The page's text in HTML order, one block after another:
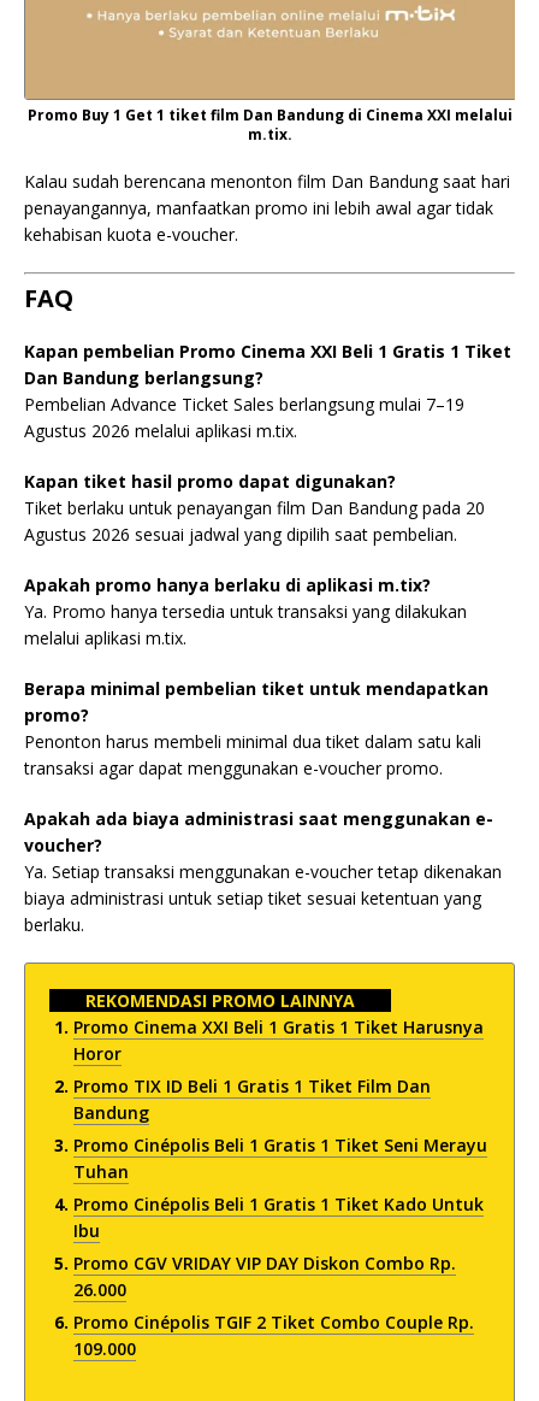
Promo Buy 1 Get 1 tiket film Dan Bandung di Cinema XXI melalui
m.tix.
Kalau sudah berencana menonton film Dan Bandung saat hari
penayangannya, manfaatkan promo ini lebih awal agar tidak
kehabisan kuota e-voucher.
FAQ
Kapan pembelian Promo Cinema XXI Beli 1 Gratis 1 Tiket
Dan Bandung berlangsung?
Pembelian Advance Ticket Sales berlangsung mulai 7–19
Agustus 2026 melalui aplikasi m.tix.
Kapan tiket hasil promo dapat digunakan?
Tiket berlaku untuk penayangan film Dan Bandung pada 20
Agustus 2026 sesuai jadwal yang dipilih saat pembelian.
Apakah promo hanya berlaku di aplikasi m.tix?
Ya. Promo hanya tersedia untuk transaksi yang dilakukan
melalui aplikasi m.tix.
Berapa minimal pembelian tiket untuk mendapatkan
promo?
Penonton harus membeli minimal dua tiket dalam satu kali
transaksi agar dapat menggunakan e-voucher promo.
Apakah ada biaya administrasi saat menggunakan e-
voucher?
Ya. Setiap transaksi menggunakan e-voucher tetap dikenakan
biaya administrasi untuk setiap tiket sesuai ketentuan yang
berlaku.
REKOMENDASI PROMO LAINNYA
Promo Cinema XXI Beli 1 Gratis 1 Tiket Harusnya
Horor
Promo TIX ID Beli 1 Gratis 1 Tiket Film Dan
Bandung
Promo Cinépolis Beli 1 Gratis 1 Tiket Seni Merayu
Tuhan
Promo Cinépolis Beli 1 Gratis 1 Tiket Kado Untuk
Ibu
Promo CGV VRIDAY VIP DAY Diskon Combo Rp.
26.000
Promo Cinépolis TGIF 2 Tiket Combo Couple Rp.
109.000